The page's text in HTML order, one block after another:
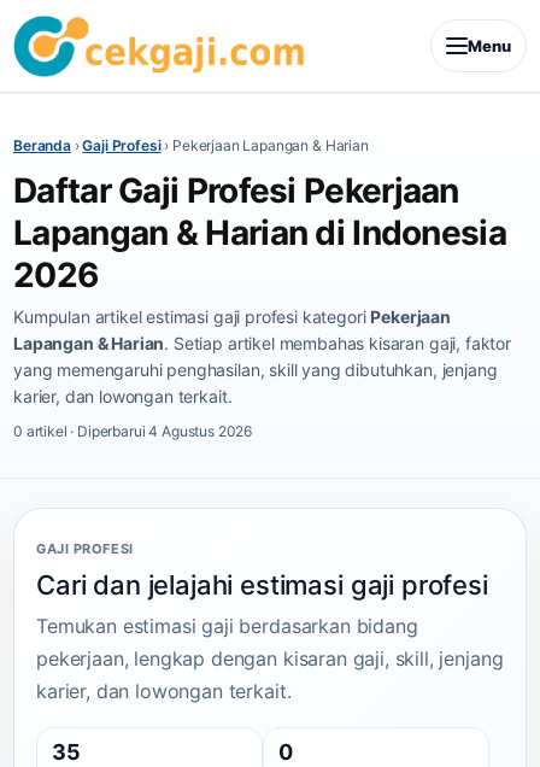
Menu
Beranda›Gaji Profesi› Pekerjaan Lapangan & Harian
Daftar Gaji Profesi Pekerjaan
Lapangan & Harian di Indonesia
2026
Kumpulan artikel estimasi gaji profesi kategoriPekerjaan
Lapangan & Harian. Setiap artikel membahas kisaran gaji, faktor
yang memengaruhi penghasilan, skill yang dibutuhkan, jenjang
karier, dan lowongan terkait.
0 artikel · Diperbarui 4 Agustus 2026
GAJI PROFESI
Cari dan jelajahi estimasi gaji profesi
Temukan estimasi gaji berdasarkan bidang
pekerjaan, lengkap dengan kisaran gaji, skill, jenjang
karier, dan lowongan terkait.
35 0